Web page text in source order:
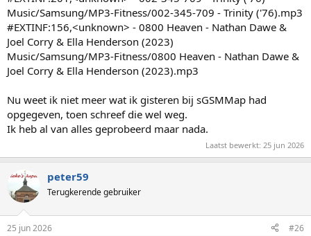
Music/Samsung/MP3-Fitness/002-345-709 - Trinity ('76).mp3
#EXTINF:156,<unknown> - 0800 Heaven - Nathan Dawe &
Joel Corry & Ella Henderson (2023)
Music/Samsung/MP3-Fitness/0800 Heaven - Nathan Dawe &
Joel Corry & Ella Henderson (2023).mp3
Nu weet ik niet meer wat ik gisteren bij sGSMMap had
opgegeven, toen schreef die wel weg.
Ik heb al van alles geprobeerd maar nada.
Laatst bewerkt: 25 jun 2026
peter59
Terugkerende gebruiker
25 jun 2026 #26